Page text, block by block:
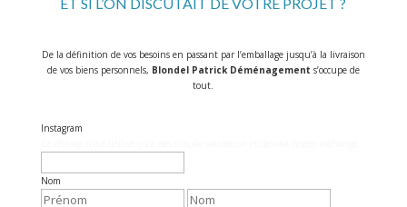
De la définition de vos besoins en passant par l’emballage jusqu’à la livraison
de vos biens personnels, Blondel Patrick Déménagement s’occupe de
tout.
Instagram
Nom
Prénom